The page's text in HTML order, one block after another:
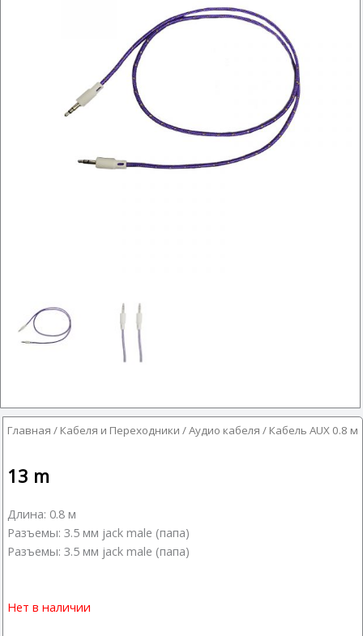
Главная / Кабеля и Переходники /Аудио кабеля / Кабель AUX 0.8 м
13 m
Длина: 0.8 м
Разъемы: 3.5 мм jack male (папа)
Разъемы: 3.5 мм jack male (папа)
Нет в наличии